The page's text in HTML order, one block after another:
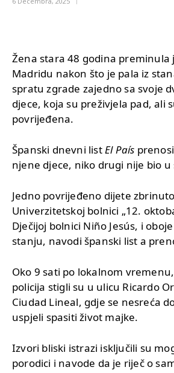
Žena stara 48 godina preminula
Madridu nakon što je pala iz
spratu zgrade zajedno sa svoje
djece, koja su preživjela pad, ali
povrijeđena.
Španski dnevni list El País
njene djece, niko drugi nije bio u
Jedno povrijeđeno dijete
Univerzitetskoj bolnici „12.
Dječijoj bolnici Niño Jesús, i
stanju, navodi španski list a
Oko 9 sati po lokalnom
policija stigli su u ulicu Ricardo
Ciudad Lineal, gdje se nesreća
uspjeli spasiti život majke.
Izvori bliski istrazi isključili su
porodici i navode da je riječ o